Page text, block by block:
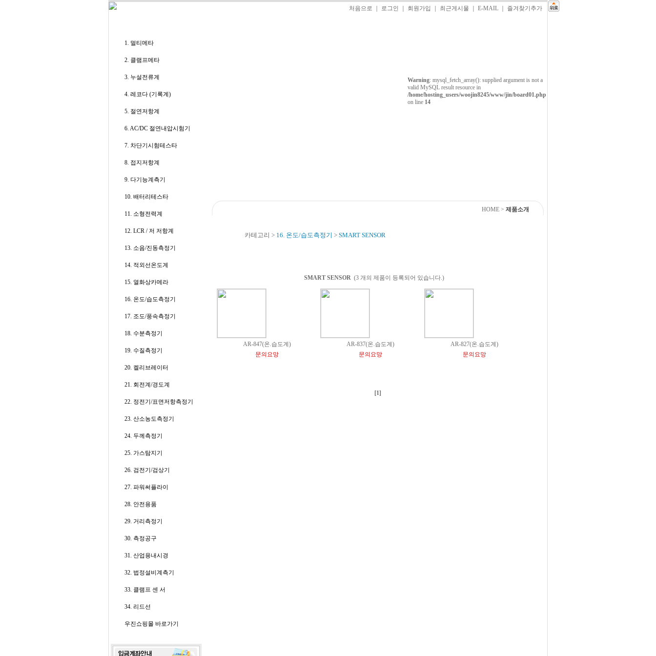
처음으로 로그인 회원가입 최근게시물 E-MAIL 즐겨찾기추가
1. 멀티메타
2. 클램프메타
3. 누설전류계
4. 레코다 (기록계)
5. 절연저항계
6. AC/DC 절연내압시험기
7. 차단기시험테스타
8. 접지저항계
9. 다기능계측기
10. 배터리테스타
11. 소형전력계
12. LCR / 저 저항계
13. 소음/진동측정기
14. 적외선온도계
15. 열화상카메라
16. 온도/습도측정기
17. 조도/풍속측정기
18. 수분측정기
19. 수질측정기
20. 켈리브레이터
21. 회전계/경도계
22. 정전기/표면저항측정기
23. 산소농도측정기
24. 두께측정기
25. 가스탐지기
26. 검전기/검상기
27. 파워써플라이
28. 안전용품
29. 거리측정기
30. 측정공구
31. 산업용내시경
32. 법정설비계측기
33. 클램프 센 서
34. 리드선
우진쇼핑몰 바로가기
Warning: mysql_fetch_array(): supplied argument is not a
valid MySQL result resource in
/home/hosting_users/woojin8245/www/jin/board01.php
on line 14
HOME> 제품소개
카테고리 > 16. 온도/습도측정기 > SMART SENSOR
SMART SENSOR (3 개의 제품이 등록되어 있습니다.)
AR-847(온.습도계)
문의요망
AR-837(온.습도계)
문의요망
AR-827(온.습도계)
문의요망
[1]